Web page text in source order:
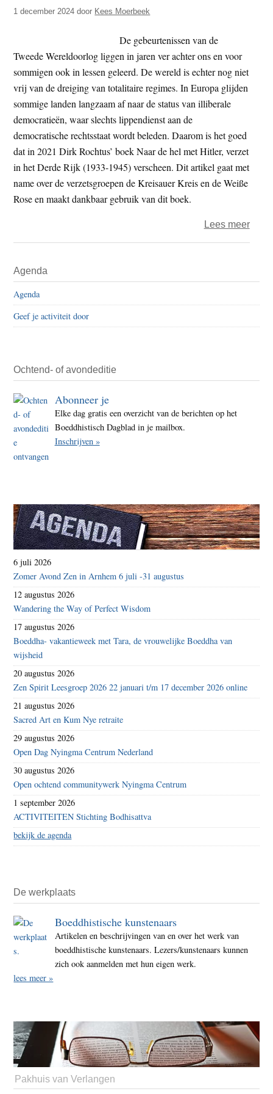
t
e
t
e
1 december 2024 door Kees Moerbeek
De gebeurtenissen van de
Tweede Wereldoorlog liggen in jaren ver achter ons en voor
sommigen ook in lessen geleerd. De wereld is echter nog niet
vrij van de dreiging van totalitaire regimes. In Europa glijden
sommige landen langzaam af naar de status van illiberale
democratieën, waar slechts lippendienst aan de
democratische rechtsstaat wordt beleden. Daarom is het goed
dat in 2021 Dirk Rochtus’ boek Naar de hel met Hitler, verzet
in het Derde Rijk (1933-1945) verscheen. Dit artikel gaat met
name over de verzetsgroepen de Kreisauer Kreis en de Weiße
Rose en maakt dankbaar gebruik van dit boek.
Lees meerover
het
Sidebar
Agenda
Agenda
Geef je activiteit door
Ochtend- of avondeditie
Abonneer je
Elke dag gratis een overzicht van de berichten op het
Boeddhistisch Dagblad in je mailbox.
Inschrijven »
6 juli 2026
Zomer Avond Zen in Arnhem 6 juli -31 augustus
12 augustus 2026
Wandering the Way of Perfect Wisdom
17 augustus 2026
Boeddha- vakantieweek met Tara, de vrouwelijke Boeddha van
wijsheid
20 augustus 2026
Zen Spirit Leesgroep 2026 22 januari t/m 17 december 2026 online
21 augustus 2026
Sacred Art en Kum Nye retraite
29 augustus 2026
Open Dag Nyingma Centrum Nederland
30 augustus 2026
Open ochtend communitywerk Nyingma Centrum
1 september 2026
ACTIVITEITEN Stichting Bodhisattva
bekijk de agenda
De werkplaats
Boeddhistische kunstenaars
Artikelen en beschrijvingen van en over het werk van
boeddhistische kunstenaars. Lezers/kunstenaars kunnen
zich ook aanmelden met hun eigen werk.
lees meer »
Pakhuis van Verlangen